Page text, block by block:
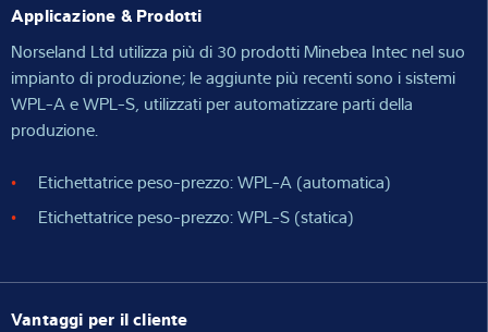
Applicazione & Prodotti
Norseland Ltd utilizza più di 30 prodotti Minebea Intec nel suo
impianto di produzione; le aggiunte più recenti sono i sistemi
WPL-A e WPL-S, utilizzati per automatizzare parti della
produzione.
Etichettatrice peso-prezzo: WPL-A (automatica)
Etichettatrice peso-prezzo: WPL-S (statica)
Vantaggi per il cliente